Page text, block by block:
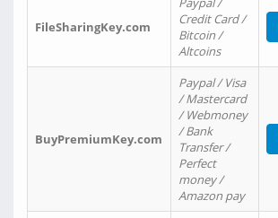
FileSharingKey.com
Credit Card /
Bitcoin /
Altcoins
BuyPremiumKey.com
Paypal / Visa
/ Mastercard
/ Webmoney
/ Bank
Transfer /
Perfect
money /
Amazon pay